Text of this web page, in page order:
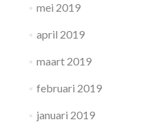
mei 2019
april 2019
maart 2019
februari 2019
januari 2019